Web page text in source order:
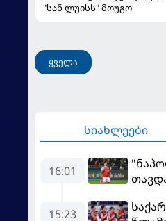
"სან ლუისს" მოუგო
ყველა
სიახლეები
16:01
15:23